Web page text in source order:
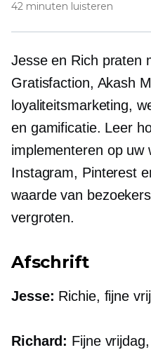
42 minuten luisteren
Jesse en Rich praten
Gratisfaction, Akash
loyaliteitsmarketing,
en gamificatie. Leer
implementeren op uw
Instagram, Pinterest
waarde van
vergroten.
Afschrift
Jesse: Richie, fijne
Richard: Fijne